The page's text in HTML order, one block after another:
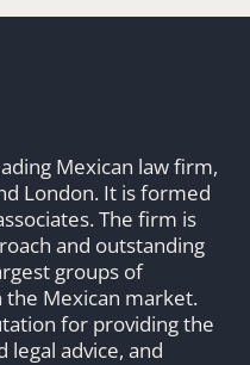
Mexican law firm,
London. It is formed
The firm is
and outstanding
groups of
Mexican market.
for providing the
legal advice, and